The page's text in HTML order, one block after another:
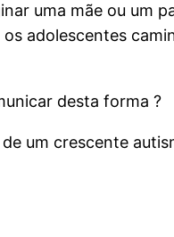
uma mãe ou um
adolescentes
desta forma ?
um crescente